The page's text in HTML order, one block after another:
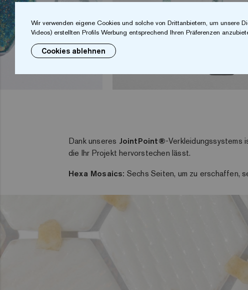
Dank unseres JointPoint®-Verkleidungssystems
die Ihr Projekt hervorstechen lässt.
Hexa Mosaics: Sechs Seiten, um zu erschaffen,
Wir verwenden eigene Cookies und solche von Drittanbietern, um unsere
Videos) erstellten Profils Werbung entsprechend Ihren Präferenzen
Cookies ablehnen